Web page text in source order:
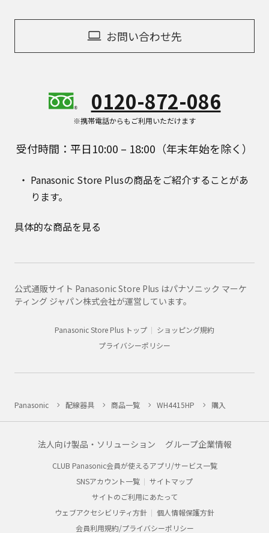
お問い合わせ先
0120-872-086
※携帯電話からもご利用いただけます
受付時間：平日10:00 – 18:00（年末年始を除く）
Panasonic Store Plusの商品をご紹介することがあ
ります。
具体的な商品を見る
公式通販サイト Panasonic Store Plus はパナソニック マーケ
ティング ジャパン株式会社が運営しています。
Panasonic Store Plus トップ
ショッピング規約
プライバシーポリシー
Panasonic 配線器具 商品一覧 WH4415HP 購入
法人向け製品・ソリューション グループ企業情報
CLUB Panasonic会員が使えるアプリ/サービス一覧
SNSアカウント一覧
サイトマップ
サイトのご利用にあたって
ウェブアクセシビリティ方針
個人情報保護方針
会員利用規約/プライバシーポリシー